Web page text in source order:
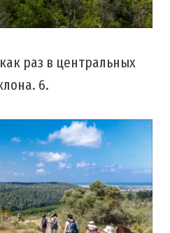
раз в центральных
6.